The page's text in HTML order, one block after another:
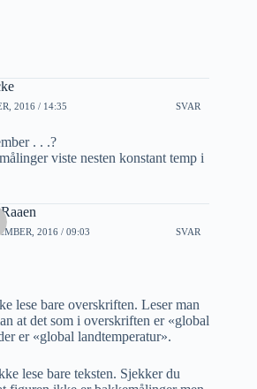
2016 / 14:35 SVAR
. . .?
viste nesten konstant temp i
2016 / 09:03 SVAR
lese bare overskriften. Leser man
at det som i overskriften er «global
er «global landtemperatur».
lese bare teksten. Sjekker du